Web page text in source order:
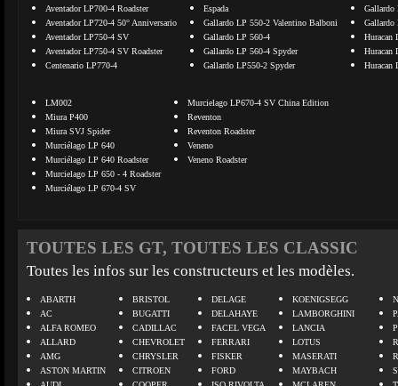
Aventador LP700-4 Roadster
Aventador LP720-4 50° Anniversario
Aventador LP750-4 SV
Aventador LP750-4 SV Roadster
Centenario LP770-4
Espada
Gallardo LP 550-2 Valentino Balboni
Gallardo LP 560-4
Gallardo LP 560-4 Spyder
Gallardo LP550-2 Spyder
Gallardo
Gallardo
Huracan
Huracan
Huracan
LM002
Miura P400
Miura SVJ Spider
Murciélago LP 640
Murciélago LP 640 Roadster
Murcielago LP 650 - 4 Roadster
Murciélago LP 670-4 SV
Murcielago LP670-4 SV China Edition
Reventon
Reventon Roadster
Veneno
Veneno Roadster
TOUTES LES GT, TOUTES LES CLASSIC
Toutes les infos sur les constructeurs et les modèles.
ABARTH
AC
ALFA ROMEO
ALLARD
AMG
ASTON MARTIN
BRISTOL
BUGATTI
CADILLAC
CHEVROLET
CHRYSLER
CITROEN
DELAGE
DELAHAYE
FACEL VEGA
FERRARI
FISKER
FORD
KOENIGSEGG
LAMBORGHINI
LANCIA
LOTUS
MASERATI
MAYBACH